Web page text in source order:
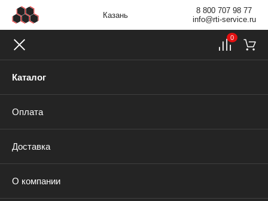
Казань
8 800 707 98 77
info@rti-service.ru
Каталог
Оплата
Доставка
О компании
0